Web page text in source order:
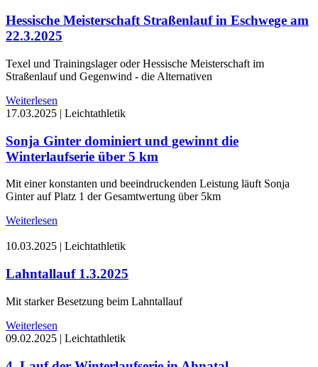
Hessische Meisterschaft Straßenlauf in Eschwege am
22.3.2025
Texel und Trainingslager oder Hessische Meisterschaft im
Straßenlauf und Gegenwind - die Alternativen
Weiterlesen
17.03.2025 | Leichtathletik
Sonja Ginter dominiert und gewinnt die
Winterlaufserie über 5 km
Mit einer konstanten und beeindruckenden Leistung läuft Sonja
Ginter auf Platz 1 der Gesamtwertung über 5km
Weiterlesen
10.03.2025 | Leichtathletik
Lahntallauf 1.3.2025
Mit starker Besetzung beim Lahntallauf
Weiterlesen
09.02.2025 | Leichtathletik